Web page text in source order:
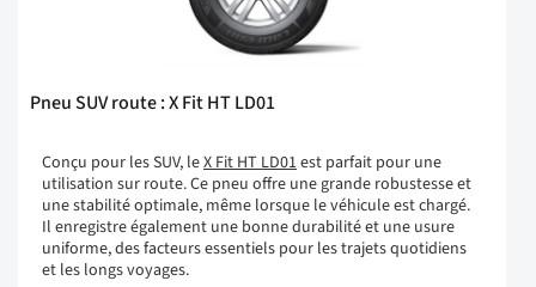
Pneu SUV route : X Fit HT LD01
Conçu pour les SUV, leX Fit HT LD01est parfait pour une
utilisation sur route. Ce pneu offre une grande robustesse et
une stabilité optimale, même lorsque le véhicule est chargé.
Il enregistre également une bonne durabilité et une usure
uniforme, des facteurs essentiels pour les trajets quotidiens
et les longs voyages.